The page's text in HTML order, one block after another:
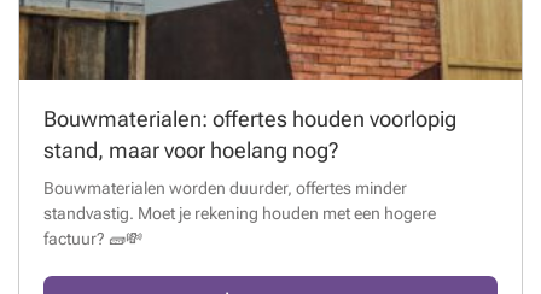
Bouwmaterialen: offertes houden voorlopig
stand, maar voor hoelang nog?
Bouwmaterialen worden duurder, offertes minder
standvastig. Moet je rekening houden met een hogere
factuur? 🧱💸